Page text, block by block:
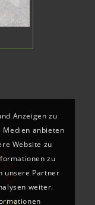
Anzeigen zu
Medien anbieten
Website zu
zu
unsere Partner
weiter.